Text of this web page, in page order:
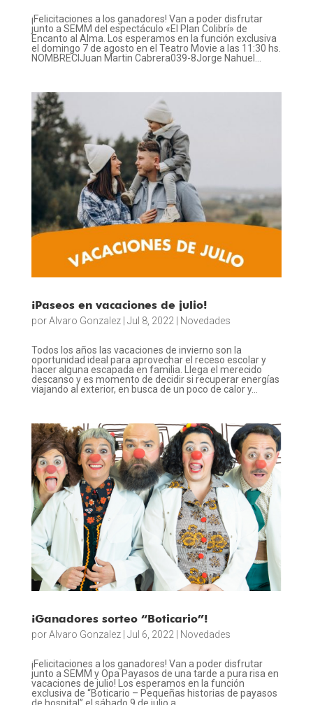
¡Felicitaciones a los ganadores! Van a poder disfrutar
junto a SEMM del espectáculo «El Plan Colibrí» de
Encanto al Alma. Los esperamos en la función exclusiva
el domingo 7 de agosto en el Teatro Movie a las 11:30 hs.
NOMBRECIJuan Martin Cabrera039-8Jorge Nahuel...
¡Paseos en vacaciones de julio!
porAlvaro Gonzalez| Jul 8, 2022| Novedades
Todos los años las vacaciones de invierno son la
oportunidad ideal para aprovechar el receso escolar y
hacer alguna escapada en familia. Llega el merecido
descanso y es momento de decidir si recuperar energías
viajando al exterior, en busca de un poco de calor y...
¡Ganadores sorteo “Boticario”!
porAlvaro Gonzalez| Jul 6, 2022 Novedades
¡Felicitaciones a los ganadores! Van a poder disfrutar
junto a SEMM y Opa Payasos de una tarde a pura risa en
vacaciones de julio! Los esperamos en la función
exclusiva de “Boticario – Pequeñas historias de payasos